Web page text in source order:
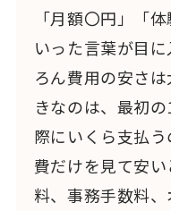
「月額〇円」「
いった言葉が目
ろん費用の安さ
きなのは、最初
際にいくら支払
費だけを見て安
料、事務手数料